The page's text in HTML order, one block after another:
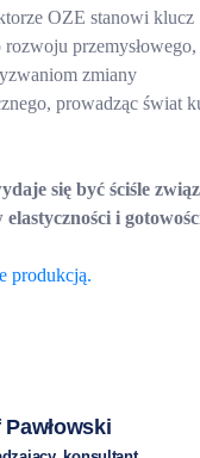
OZE stanowi klucz
przemysłowego,
zmiany
prowadząc świat
się być ściśle
i
produkcją.